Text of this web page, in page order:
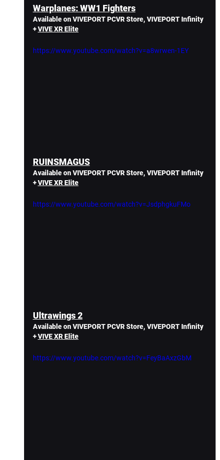
Warplanes: WW1 Fighters
Available on VIVEPORT PCVR Store, VIVEPORT Infinity
+ VIVE XR Elite
https://www.youtube.com/watch?v=a8wrwen-1EY
RUINSMAGUS
Available on VIVEPORT PCVR Store, VIVEPORT Infinity
+ VIVE XR Elite
https://www.youtube.com/watch?v=JsdphgkuFMo
Ultrawings 2
Available on VIVEPORT PCVR Store, VIVEPORT Infinity
+ VIVE XR Elite
https://www.youtube.com/watch?v=FeyBaAxzGbM